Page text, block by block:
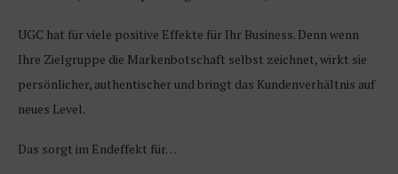
UGC hat für viele positive Effekte für Ihr Business. Denn wenn
Ihre Zielgruppe die Markenbotschaft selbst zeichnet, wirkt sie
persönlicher, authentischer und bringt das Kundenverhältnis auf
neues Level.
Das sorgt im Endeffekt für…